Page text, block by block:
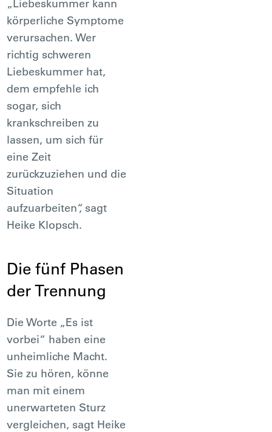
„Liebeskummer kann
körperliche Symptome
verursachen. Wer
richtig schweren
Liebeskummer hat,
dem empfehle ich
sogar, sich
krankschreiben zu
lassen, um sich für
eine Zeit
zurückzuziehen und die
Situation
aufzuarbeiten“, sagt
Heike Klopsch.
Die fünf Phasen
der Trennung
Die Worte „Es ist
vorbei“ haben eine
unheimliche Macht.
Sie zu hören, könne
man mit einem
unerwarteten Sturz
vergleichen, sagt Heike